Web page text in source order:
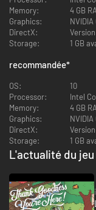
qui se dévoile au fil de
de ville de Barnsworth.
farfelues qui vous sont
débloquent, des
tandis que l'heure
éclatantes réalisées à la
Memory:
4 GB
Graphics:
NVIDIA
DirectX:
Storage:
1 GB
recommandée*
OS:
10
Processor:
Intel
Memory:
4 GB
Graphics:
NVIDIA
DirectX:
Storage:
1 GB
L'actualité du jeu